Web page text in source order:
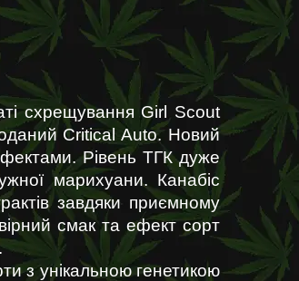
схрещування Girl Scout
Critical Auto. Новий
Рівень ТГК дуже
марихуани. Канабіс
завдяки приємному
смак та ефект сорт
з унікальною генетикою